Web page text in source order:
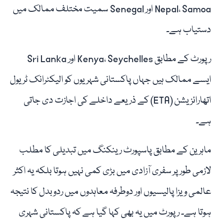
Nepal، Samoa اور Senegal سمیت مختلف ممالک میں
دستیاب ہے۔
رپورٹ کے مطابق Kenya، Seychelles اور Sri Lanka
ایسے ممالک ہیں جہاں پاکستانی شہریوں کو الیکٹرانک ٹریول
اتھارائزیشن (ETA) کے ذریعے داخلے کی اجازت دی جاتی
ہے۔
ماہرین کے مطابق پاسپورٹ رینکنگ میں تبدیلی کا مطلب
لازمی طور پر سفری آزادی میں بڑی کمی نہیں ہوتا بلکہ یہ اکثر
عالمی ویزا پالیسیوں اور دوطرفہ معاہدوں میں ردوبدل کا نتیجہ
ہوتا ہے۔ رپورٹ میں یہ بھی کہا گیا ہے کہ پاکستانی شہری